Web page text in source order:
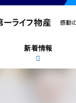
新着情報